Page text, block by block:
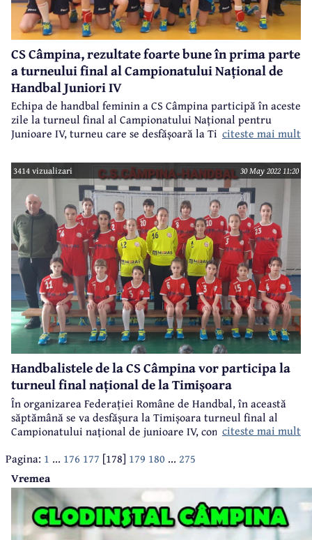
CS Câmpina, rezultate foarte bune în prima parte
a turneului final al Campionatului Național de
Handbal Juniori IV
Echipa de handbal feminin a CS Câmpina participă în aceste
zile la turneul final al Campionatului Național pentru
Junioare IV, turneu care se desfășoară la Timișoara.citeste mai mult
3414 vizualizari 30 May 2022 11:20
Handbalistele de la CS Câmpina vor participa la
turneul final național de la Timișoara
În organizarea Federației Române de Handbal, în această
săptămână se va desfășura la Timișoara turneul final al
Campionatului național de junioare IV, competiție la care
grupa D, alături de formațiile ACS Transilvania Brașov, CSC
Moșnița Nouă și CSS 1 Constanța.
citeste mai mult
Pagina: 1 ... 176 177 [178] 179 180 ... 275
Vremea